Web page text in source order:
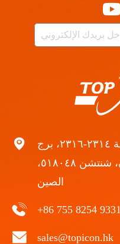
الغرفة ٢٣١٤-٢٣١٦، برج C، ميدان هوانغدو،
طريق ييتيان، منطقة فوتيان، شنتشن ٥١٨٠٤٨،
الصين
+86 755 8254 9331
sales@topicon.hk